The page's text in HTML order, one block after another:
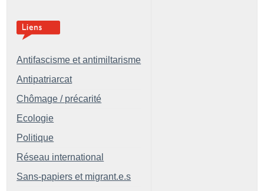
Antifascisme et antimiltarisme
Antipatriarcat
Chômage / précarité
Ecologie
Politique
Réseau international
Sans-papiers et migrant.e.s